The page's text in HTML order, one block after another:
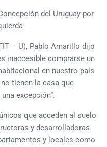
del Uruguay por
– U), Pablo Amarillo dijo
inaccesible comprarse un
en nuestro país
tienen la casa que
excepción”.
que acceden al suelo
y desarrolladoras
y locales como